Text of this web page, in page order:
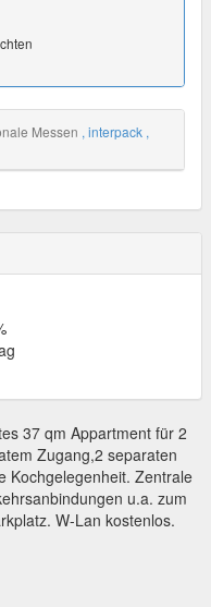
Messen , interpack ,
37 qm Appartment für 2
Zugang,2 separaten
Kochgelegenheit. Zentrale
u.a. zum
W-Lan kostenlos.